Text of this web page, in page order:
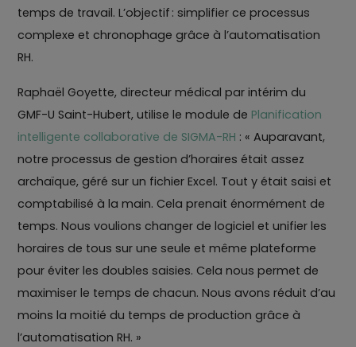
temps de travail. L’objectif : simplifier ce processus
complexe et chronophage grâce à l’automatisation
RH.
Raphaël Goyette, directeur médical par intérim du
GMF-U Saint-Hubert, utilise le module de Planification
intelligente collaborative de SIGMA-RH : « Auparavant,
notre processus de gestion d’horaires était assez
archaïque, géré sur un fichier Excel. Tout y était saisi et
comptabilisé à la main. Cela prenait énormément de
temps. Nous voulions changer de logiciel et unifier les
horaires de tous sur une seule et même plateforme
pour éviter les doubles saisies. Cela nous permet de
maximiser le temps de chacun. Nous avons réduit d’au
moins la moitié du temps de production grâce à
l’automatisation RH. »